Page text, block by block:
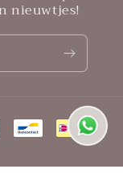
nieuwtjes!